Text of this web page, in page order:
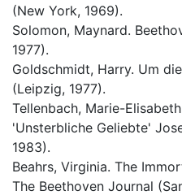
(New York, 1969).
Solomon, Maynard.
1977).
Goldschmidt, Harry. Um
(Leipzig, 1977).
Tellenbach, Marie-
'Unsterbliche Geliebte'
1983).
Beahrs, Virginia. The
The Beethoven Journal